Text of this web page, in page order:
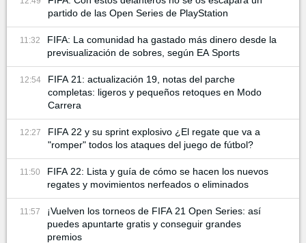
partido de las Open Series de PlayStation
11:32
FIFA: La comunidad ha gastado más dinero desde la
previsualización de sobres, según EA Sports
12:54
FIFA 21: actualización 19, notas del parche
completas: ligeros y pequeños retoques en Modo
Carrera
12:27
FIFA 22 y su sprint explosivo ¿El regate que va a
"romper" todos los ataques del juego de fútbol?
11:50
FIFA 22: Lista y guía de cómo se hacen los nuevos
regates y movimientos nerfeados o eliminados
11:57
¡Vuelven los torneos de FIFA 21 Open Series: así
puedes apuntarte gratis y conseguir grandes
premios